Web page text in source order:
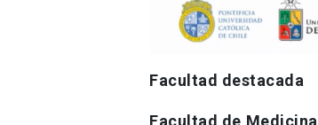
Facultad destacada